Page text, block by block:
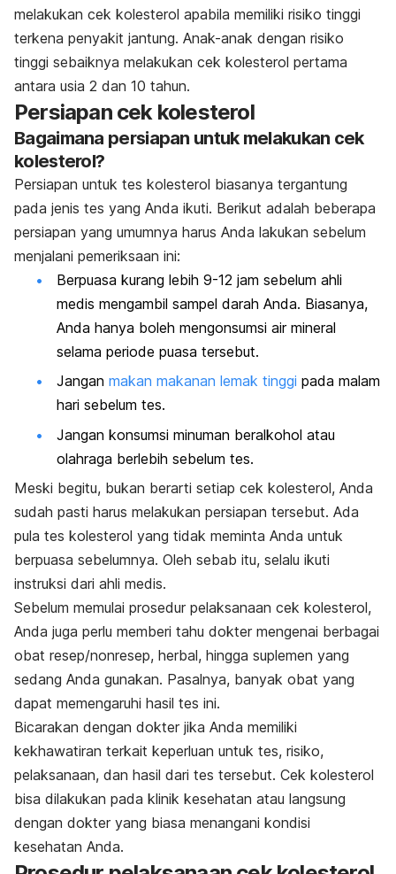
melakukan cek kolesterol apabila memiliki risiko tinggi
terkena penyakit jantung. Anak-anak dengan risiko
tinggi sebaiknya melakukan cek kolesterol pertama
antara usia 2 dan 10 tahun.
Persiapan cek kolesterol
Bagaimana persiapan untuk melakukan cek
kolesterol?
Persiapan untuk tes kolesterol biasanya tergantung
pada jenis tes yang Anda ikuti. Berikut adalah beberapa
persiapan yang umumnya harus Anda lakukan sebelum
menjalani pemeriksaan ini:
Berpuasa kurang lebih 9-12 jam sebelum ahli
medis mengambil sampel darah Anda. Biasanya,
Anda hanya boleh mengonsumsi air mineral
selama periode puasa tersebut.
Jangan makan makanan lemak tinggi pada malam
hari sebelum tes.
Jangan konsumsi minuman beralkohol atau
olahraga berlebih sebelum tes.
Meski begitu, bukan berarti setiap cek kolesterol, Anda
sudah pasti harus melakukan persiapan tersebut. Ada
pula tes kolesterol yang tidak meminta Anda untuk
berpuasa sebelumnya. Oleh sebab itu, selalu ikuti
instruksi dari ahli medis.
Sebelum memulai prosedur pelaksanaan cek kolesterol,
Anda juga perlu memberi tahu dokter mengenai berbagai
obat resep/nonresep, herbal, hingga suplemen yang
sedang Anda gunakan. Pasalnya, banyak obat yang
dapat memengaruhi hasil tes ini.
Bicarakan dengan dokter jika Anda memiliki
kekhawatiran terkait keperluan untuk tes, risiko,
pelaksanaan, dan hasil dari tes tersebut. Cek kolesterol
bisa dilakukan pada klinik kesehatan atau langsung
dengan dokter yang biasa menangani kondisi
kesehatan Anda.